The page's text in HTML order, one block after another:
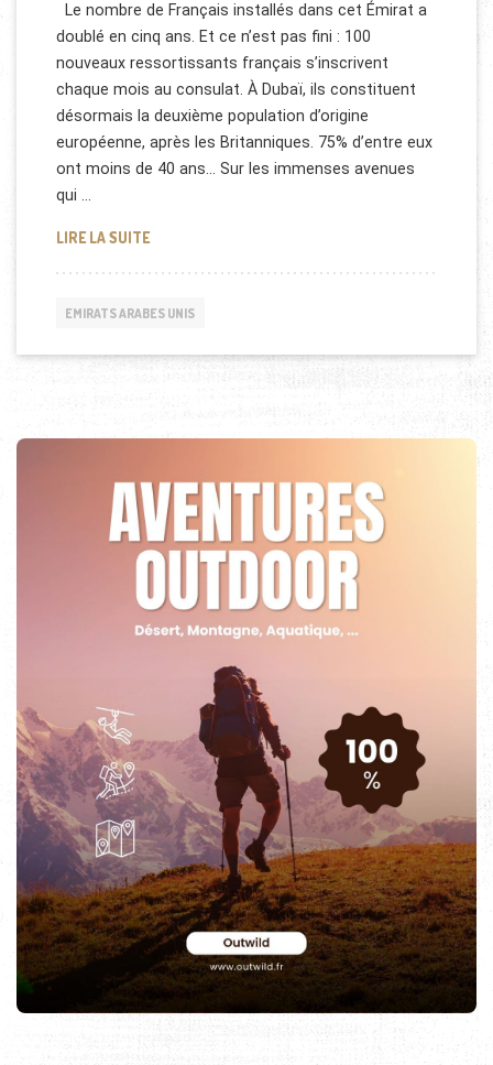
Le nombre de Français installés dans cet Émirat a
doublé en cinq ans. Et ce n’est pas fini : 100
nouveaux ressortissants français s’inscrivent
chaque mois au consulat. À Dubaï, ils constituent
désormais la deuxième population d’origine
européenne, après les Britanniques. 75% d’entre eux
ont moins de 40 ans… Sur les immenses avenues
qui …
LIRE LA SUITENOMBRE DE FRANÇAIS À DUBAI
EMIRATS ARABES UNIS